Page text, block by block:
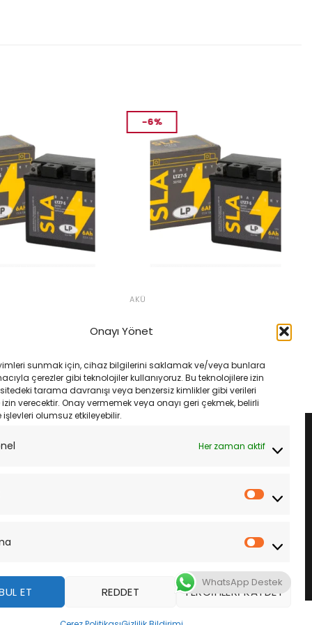
Onayı Yönet
sunmak için, cihaz bilgilerini saklamak ve/veya bunlara
çerezler gibi teknolojiler kullanıyoruz. Bu teknolojilere izin
tarama davranışı veya benzersiz kimlikler gibi verileri
verecektir. Onay vermemek veya onayı geri çekmek, belirli
işlevleri olumsuz etkileyebilir.
Her zaman aktif
İstatistik
ET REDDET TERCIHLERI KAYDET
S 12V 6Ah
₺3,745.00.
-6%
AKÜ
SLA LTZ7-S 12V 6Ah
₺3,985.00
₺3,985.00.
₺3,745.00.
SEPETE EKLE
WhatsApp Destek